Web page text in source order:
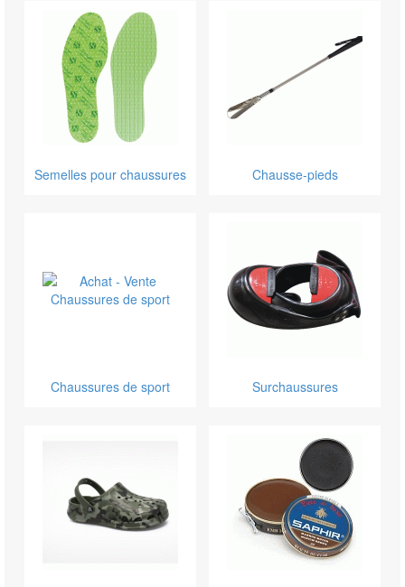
Semelles pour chaussures Chausse-pieds
Chaussures de sport Surchaussures